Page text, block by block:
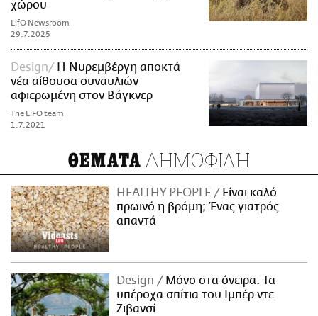
χώρου
LifO Newsroom
29.7.2025
Design
Η Νυρεμβέργη αποκτά
νέα αίθουσα συναυλιών
αφιερωμένη στον Βάγκνερ
The LiFO team
1.7.2021
ΘΕΜΑΤΑ ΔΗΜΟΦΙΛΗ
HEALTHY PEOPLE
Είναι καλό
πρωινό η βρόμη; Ένας γιατρός
απαντά
Design
Μόνο στα όνειρα: Τα
υπέροχα σπίτια του Ιμπέρ ντε
Ζιβανσί